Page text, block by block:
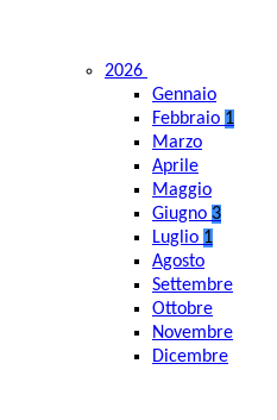
2026
Gennaio
Febbraio 1
Marzo
Aprile
Maggio
Giugno 3
Luglio 1
Agosto
Settembre
Ottobre
Novembre
Dicembre